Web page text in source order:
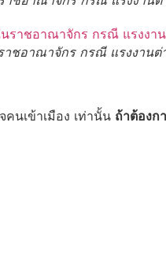
ชอาณาจักร กรณี แรงงาน
นเข้าเมือง เท่านั้น ถ้าต้องก